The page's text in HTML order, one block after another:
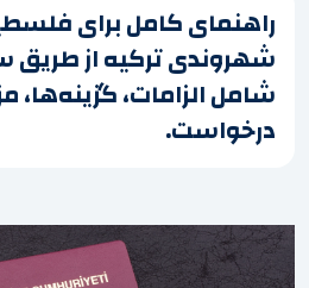
راهنمای کامل برای
شهروندی ترکیه از طریق
شامل الزامات، گزینه‌ها،
درخواست.